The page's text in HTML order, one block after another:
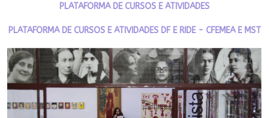
PLATAFORMA DE CURSOS E ATIVIDADES
PLATAFORMA DE CURSOS E ATIVIDADES DF E RIDE - CFEMEA E MST